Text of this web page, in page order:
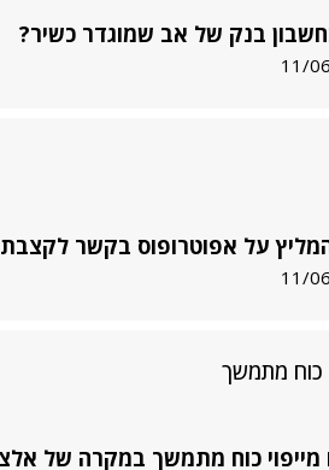
בנק של אב שמוגדר כשיר?
11/
על אפוטרופוס בקשר
11/
כוח מתמשך
כוח מתמשך במקרה של